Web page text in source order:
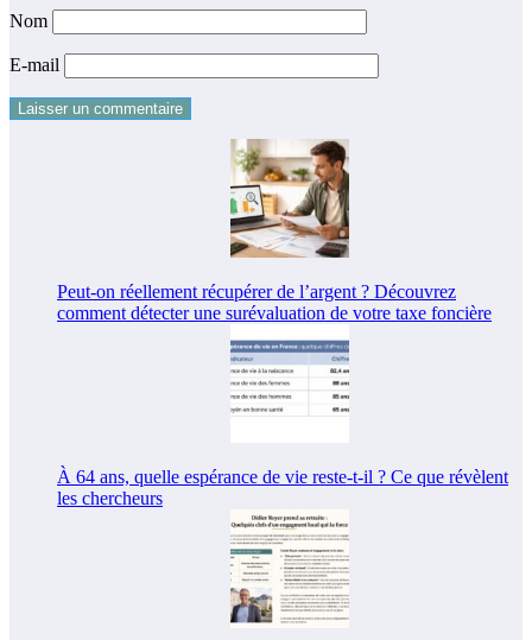
Nom
E-mail
Peut-on réellement récupérer de l’argent ? Découvrez
comment détecter une surévaluation de votre taxe foncière
À 64 ans, quelle espérance de vie reste-t-il ? Ce que révèlent
les chercheurs